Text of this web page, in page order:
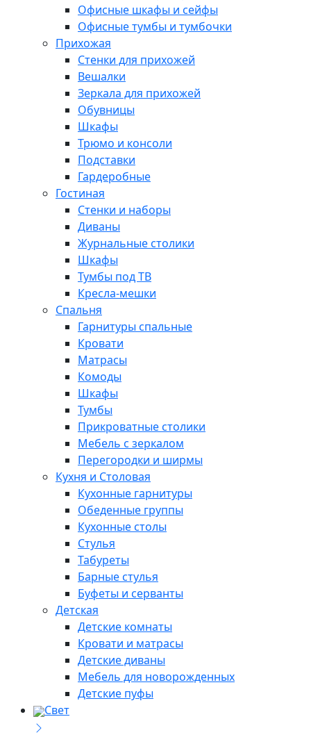
Офисные шкафы и сейфы
Офисные тумбы и тумбочки
Прихожая
Стенки для прихожей
Вешалки
Зеркала для прихожей
Обувницы
Шкафы
Трюмо и консоли
Подставки
Гардеробные
Гостиная
Стенки и наборы
Диваны
Журнальные столики
Шкафы
Тумбы под ТВ
Кресла-мешки
Спальня
Гарнитуры спальные
Кровати
Матрасы
Комоды
Шкафы
Тумбы
Прикроватные столики
Мебель с зеркалом
Перегородки и ширмы
Кухня и Столовая
Кухонные гарнитуры
Обеденные группы
Кухонные столы
Стулья
Табуреты
Барные стулья
Буфеты и серванты
Детская
Детские комнаты
Кровати и матрасы
Детские диваны
Мебель для новорожденных
Детские пуфы
Свет